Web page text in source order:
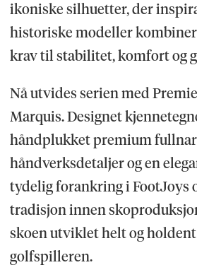
ikoniske silhuetter, der
historiske modeller
krav til stabilitet, komfort og
Nå utvides serien med
Marquis. Designet
håndplukket premium
håndverksdetaljer og en
tydelig forankring i FootJoys
tradisjon innen
skoen utviklet helt og
golfspilleren.